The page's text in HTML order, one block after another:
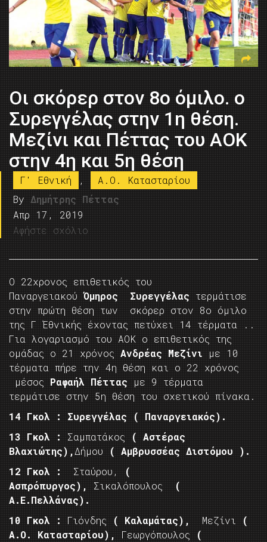
Οι σκόρερ στον 8ο όμιλο. ο
Συρεγγέλας στην 1η θέση.
Μεζίνι και Πέττας του ΑΟΚ
στην 4η και 5η θέση
Γ' Εθνική ,
A.O. Kατασταρίου
By Δημήτρης Πέττας
Απρ 17, 2019
Αφήστε σχόλιο
O 22χρονος επιθετικός του
ΠαναργειακούΌμηρος Συρεγγέλας τερμάτισε
στην πρώτη θέση των σκόρερ στον 8ο όμιλο
της Γ Έθνικής έχοντας πετύχει 14 τέρματα ..
Για λογαριασμό του ΑΟΚ ο επιθετικός της
ομάδας ο 21 χρόνος Ανδρέας Μεζίνι με 10
τέρματα πήρε την 4η θέση και ο 22 χρόνος
μέσος Ραφαήλ Πέττας με 9 τέρματα
τερμάτισε στην 5η θέση του σχετικού πίνακα.
14 Γκολ : Συρεγγέλας ( Παναργειακός).
13 Γκολ :
Σαμπατάκος ( Αστέρας
Βλαχιώτης),Δήμου
( Αμβρυσσέας Διστόμου ).
12 Γκολ :
Σταύρου,
(
Ασπρόπυργος),
Σικαλόπουλος
(
Α.Ε.Πελλάνας).
10 Γκολ : Γιόνδης ( Καλαμάτας), Μεζίνι
(
Α.Ο. Κατασταρίου),
Γεωργόπουλος
(